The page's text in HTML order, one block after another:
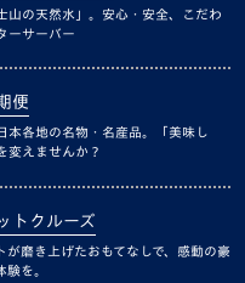
山の天然水」。安心・安全、こだわ
ーサーバー
便
本各地の名物・名産品。「美味し
変えませんか？
トクルーズ
が磨き上げたおもてなしで、感動の豪
験を。